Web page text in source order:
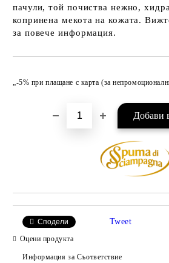
пачули, той почиства нежно,
копринена мекота на кожата.
за повече информация.
„-5% при плащане с карта (за
Сподели Tweet
Оцени продукта
Информация за Съответствие